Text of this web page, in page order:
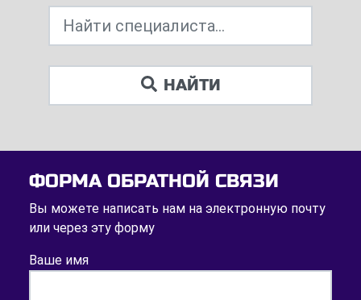
НАЙТИ
ФОРМА ОБРАТНОЙ СВЯЗИ
Вы можете написать нам на электронную почту
или через эту форму
Ваше имя